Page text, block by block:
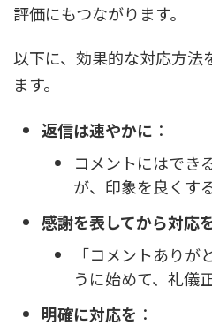
評価にもつながります。
以下に、効果的な対応方法
ます。
返信は速やかに ：
コメントにはでき
が、印象を良くす
感謝を表してから対応
「コメントあり
うに始めて、礼儀
明確に対応を ：